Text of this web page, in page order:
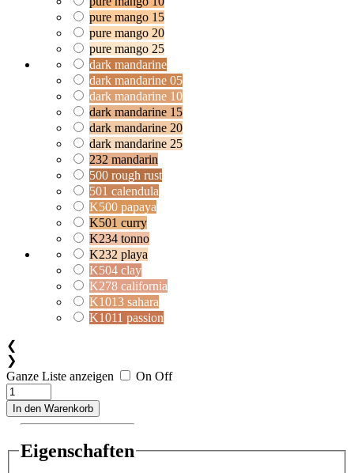
pure mango 15
pure mango 20
pure mango 25
dark mandarine
dark mandarine 05
dark mandarine 10
dark mandarine 15
dark mandarine 20
dark mandarine 25
232 mandarin
500 rough rust
501 calendula
K500 papaya
K501 curry
K234 tonno
K232 playa
K504 clay
K278 california
K1013 sahara
K1011 passion
❮
❯
Ganze Liste anzeigen
On Off
In den Warenkorb
Eigenschaften